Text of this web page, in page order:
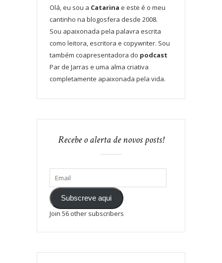
Olá, eu sou a Catarina e este é o meu
cantinho na blogosfera desde 2008.
Sou apaixonada pela palavra escrita
como leitora, escritora e copywriter. Sou
também coapresentadora do podcast
Par de Jarras e uma alma criativa
completamente apaixonada pela vida.
Recebe o alerta de novos posts!
Subscreve aqui
Join 56 other subscribers